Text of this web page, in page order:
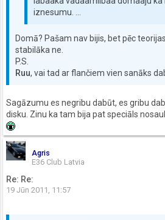
iznesumu. ...
Domā? Pašam nav bijis, bet pēc
stabilāka ne.
P.S.
Ruu, vai tad ar flančiem vien sanāks
Sagāzumu es negribu dabūt, es gribu
disku. Zinu ka tam bija pat speciāls
Agris
E36 Club Latvia
Re: Re:
19 Jūn 2011, 11:57